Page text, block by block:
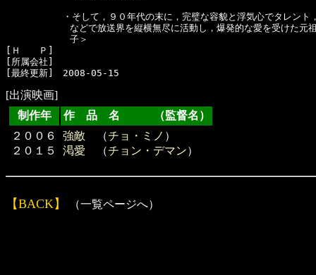
　　　　　・そして，９０年代の末に，完璧な容貌と浮気心でタレント
などで放送界を縦横無尽に活動し，爆発的な愛を受けた元祖
子＞
[Ｈ　　Ｐ]
[所属会社]
[出演映画]
制作年
作 品 名 （監督名）
２００６
２０１５
強敵 （チョ・ミノ ）
渇愛 （チョン・デマン）
【BACK】 （一覧ページへ）